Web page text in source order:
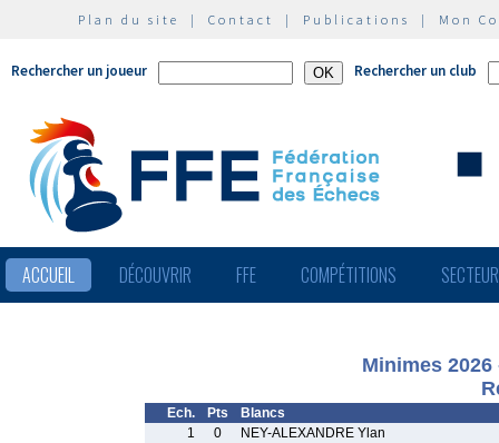
Plan du site | Contact | Publications | Mon
Rechercher un joueur Rechercher un club
ACCUEIL DÉCOUVRIR FFE COMPÉTITIONS
Minimes
Ech. Pts
Blancs
1
0
NEY-ALEXANDRE Ylan